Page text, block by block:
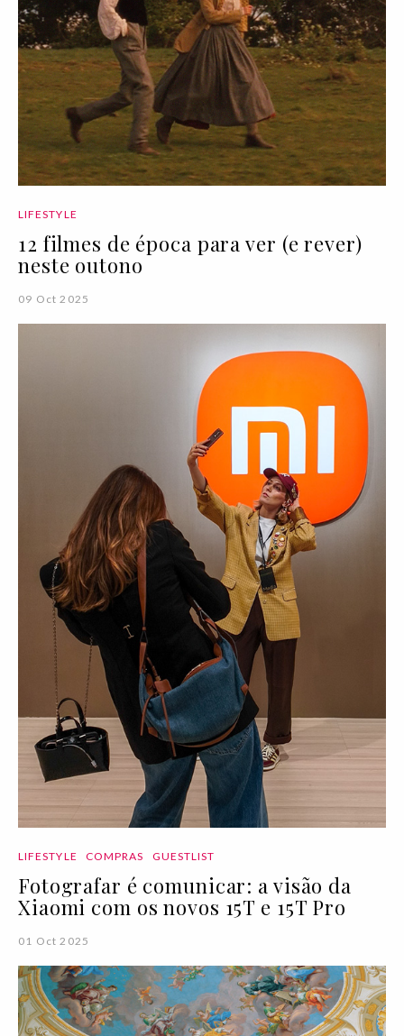
LIFESTYLE
12 filmes de época para ver (e rever)
neste outono
09 Oct 2025
LIFESTYLE COMPRAS GUESTLIST
Fotografar é comunicar: a visão da
Xiaomi com os novos 15T e 15T Pro
01 Oct 2025